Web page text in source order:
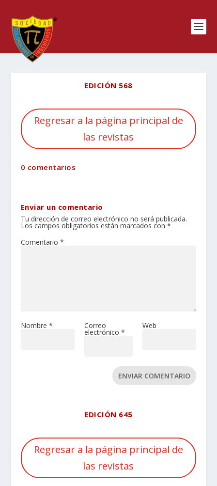
EDICIÓN 568
Regresar a la página principal de
las revistas
0 comentarios
Enviar un comentario
Tu dirección de correo electrónico no será publicada.
Los campos obligatorios están marcados con *
Comentario *
Nombre * Correo
electrónico *
Web
ENVIAR COMENTARIO
EDICIÓN 645
Regresar a la página principal de
las revistas